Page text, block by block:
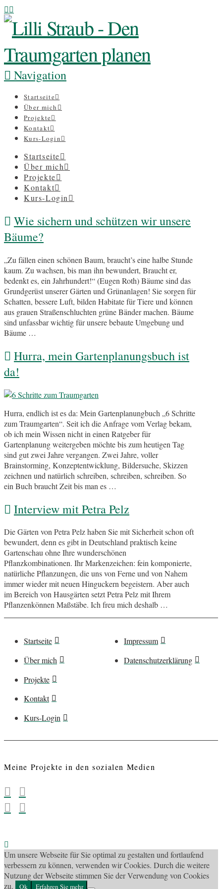
Navigation
Startseite
Über mich
Projekte
Kontakt
Kurs-Login
Startseite
Über mich
Projekte
Kontakt
Kurs-Login
Wie sichern und schützen wir unsere
Bäume?
„Zu fällen einen schönen Baum, braucht’s eine halbe Stunde
kaum. Zu wachsen, bis man ihn bewundert, Braucht er,
bedenkt es, ein Jahrhundert!“ (Eugen Roth) Bäume sind das
Grundgerüst unserer Gärten und Grünanlagen! Sie sorgen für
Schatten, bessere Luft, bilden Habitate für Tiere und können
aus grauen Straßenschluchten grüne Bänder machen. Bäume
sind unfassbar wichtig für unsere bebaute Umgebung und
Bäume …
Hurra, mein Gartenplanungsbuch ist
da!
Hurra, endlich ist es da: Mein Gartenplanungbuch „6 Schritte
zum Traumgarten“. Seit ich die Anfrage vom Verlag bekam,
ob ich mein Wissen nicht in einen Ratgeber für
Gartenplanung weitergeben möchte bis zum heutigen Tag
sind gut zwei Jahre vergangen. Zwei Jahre, voller
Brainstorming, Konzeptentwicklung, Bildersuche, Skizzen
zeichnen und natürlich schreiben, schreiben, schreiben. So
ein Buch braucht Zeit bis man es …
Interview mit Petra Pelz
Die Gärten von Petra Pelz haben Sie mit Sicherheit schon oft
bewundert, denn es gibt in Deutschland praktisch keine
Gartenschau ohne Ihre wunderschönen
Pflanzkombinationen. Ihr Markenzeichen: fein komponierte,
natürliche Pflanzungen, die uns von Ferne und von Nahem
immer wieder mit neuen Hinguckern begeistern. Aber auch
im Bereich von Hausgärten setzt Petra Pelz mit Ihrem
Pflanzenkönnen Maßstäbe. Ich freu mich deshalb …
Startseite
Über mich
Projekte
Kontakt
Kurs-Login
Impressum
Datenschutzerklärung
Meine Projekte in den sozialen Medien
Um unsere Webseite für Sie optimal zu gestalten und fortlaufend
verbessern zu können, verwenden wir Cookies. Durch die weitere
Nutzung der Webseite stimmen Sie der Verwendung von Cookies
zu.
Ok Erfahren Sie mehr